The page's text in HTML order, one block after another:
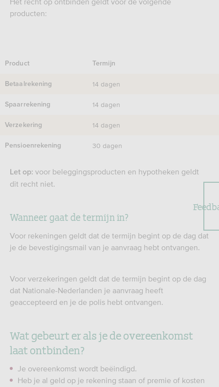
producten:
Product Termijn
Betaalrekening 14 dagen
Spaarrekening 14 dagen
Verzekering 14 dagen
Pensioenrekening 30 dagen
Let op: voor beleggingsproducten en hypotheken geldt
dit recht niet.
Wanneer gaat de termijn in?
Voor rekeningen geldt dat de termijn begint op de dag dat
je de bevestigingsmail van je aanvraag hebt ontvangen.
Voor verzekeringen geldt dat de termijn begint op de dag
dat Nationale-Nederlanden je aanvraag heeft
geaccepteerd en je de polis hebt ontvangen.
Wat gebeurt er als je de overeenkomst
laat ontbinden?
Je overeenkomst wordt beëindigd.
Heb je al geld op je rekening staan of premie of kosten